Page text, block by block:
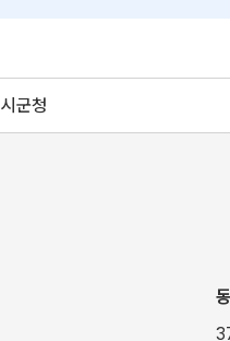
귀농귀촌종합지원
경북e맛(음식
시군청